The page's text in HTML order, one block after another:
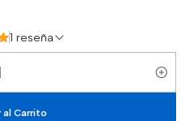
1 reseña
al Carrito